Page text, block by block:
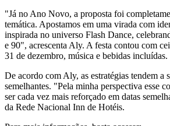
"Já no Ano Novo, a proposta foi
temática. Apostamos em uma virada com
inspirada no universo Flash Dance,
e 90", acrescenta Aly. A festa contou com
31 de dezembro, música e bebidas incluídas.
De acordo com Aly, as estratégias tendem a
semelhantes. "Pela minha perspectiva esse
ser cada vez mais reforçado em datas
da Rede Nacional Inn de Hotéis.